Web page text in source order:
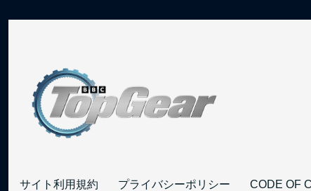
サイト利用規約 プライバシーポリシー CODE OF